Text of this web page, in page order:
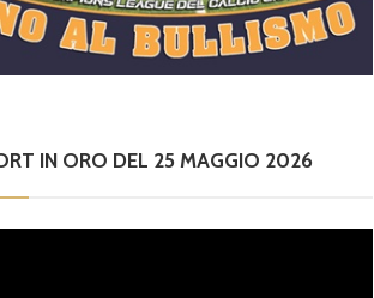
IN ORO DEL 25 MAGGIO 2026